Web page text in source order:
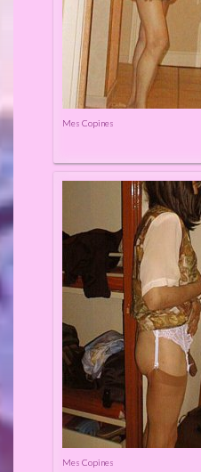
Mes Copines
Mes Copines